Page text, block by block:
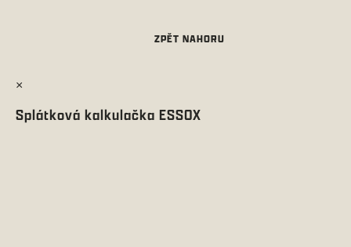
×
Splátková kalkulačka ESSOX